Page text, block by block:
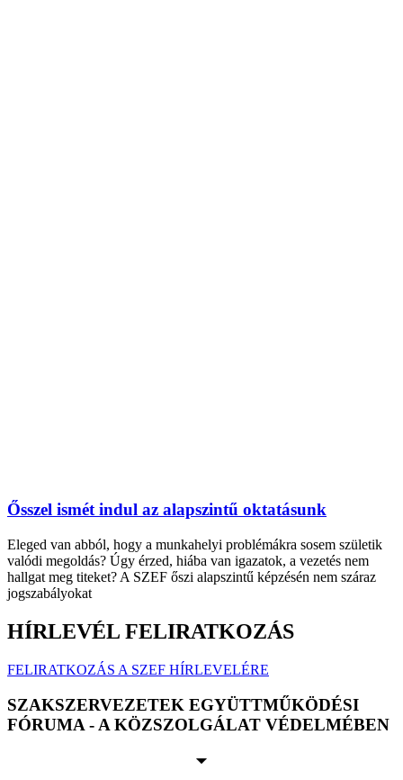
Ősszel ismét indul az alapszintű oktatásunk
Eleged van abból, hogy a munkahelyi problémákra sosem születik
valódi megoldás? Úgy érzed, hiába van igazatok, a vezetés nem
hallgat meg titeket? A SZEF őszi alapszintű képzésén nem száraz
jogszabályokat
HÍRLEVÉL FELIRATKOZÁS
FELIRATKOZÁS A SZEF HÍRLEVELÉRE
SZAKSZERVEZETEK EGYÜTTMŰKÖDÉSI
FÓRUMA - A KÖZSZOLGÁLAT VÉDELMÉBEN